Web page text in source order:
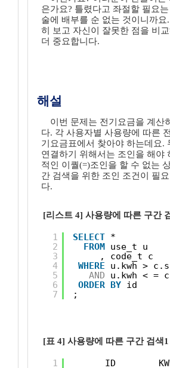
은가요? 틀렸다고 좌절할 필요
술에 배부를 순 없는 것이니까요
히 보고 자신이 잘못한 점을 비교
더 중요합니다.
해설
이번 문제는 전기요금을 계산
다. 각 사용자별 사용량에 따른
기요금표에서 찾아야 하는데요.
연결하기 위해서는 조인을 해야
적인 이퀄(=)조인을 할 수 없는
간 검색을 위한 조인 조건이 필요
다.
[리스트 4] 사용량에 따른 구간
1
2
3
4
5
6
7
SELECT *
FROM use_t u
, code_t c
WHERE
u.kwh > c.s
AND
u.kwh < =
ORDER BY id
;
[표 4] 사용량에 따른 구간 검색1
1
ID